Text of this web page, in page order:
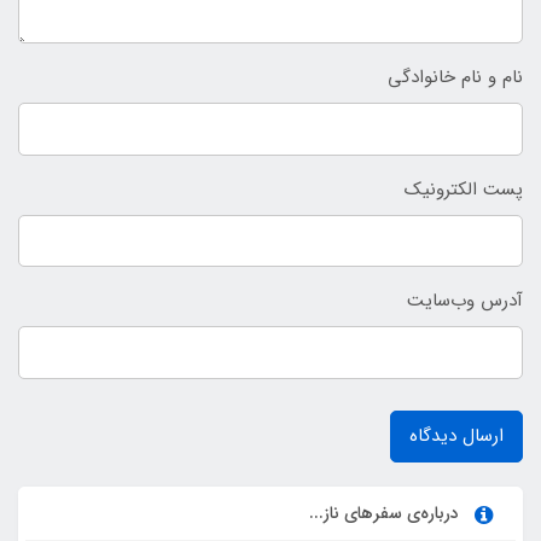
نام و نام خانوادگی
پست الکترونیک
آدرس وب‌سایت
ارسال دیدگاه
درباره‌ی سفرهای ناز...